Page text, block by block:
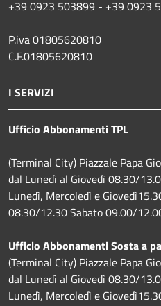
+39 0923 503899 - +39 0923
P.iva 01805620810
C.F.01805620810
I SERVIZI
Ufficio Abbonamenti TPL
(Terminal City) Piazzale Papa
dal Lunedì al Giovedì 08.30/
Lunedì, Mercoledì e
08.30/12.30 Sabato 09.00/
Ufficio Abbonamenti Sosta a
(Terminal City) Piazzale Papa
dal Lunedì al Giovedì 08.30/
Lunedì, Mercoledì e